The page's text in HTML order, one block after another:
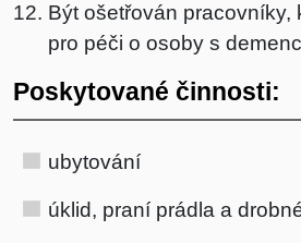
Být ošetřován pracovníky,
pro péči o osoby s
Poskytované činnosti:
ubytování
úklid, praní prádla a